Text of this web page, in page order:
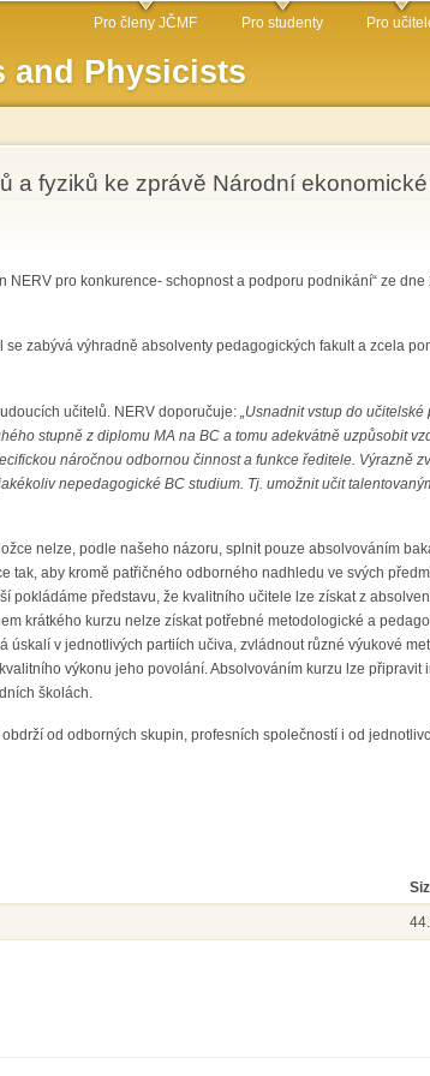
and Physicists
Pro členy JČMF Pro studenty Pro
a fyziků ke zprávě Národní
pro konkurence- schopnost a podporu podnikání“ ze
zabývá výhradně absolventy pedagogických fakult a zcela
učitelů. NERV doporučuje: „Usnadnit vstup do
stupně z diplomu MA na BC a tomu adekvátně uzpůsobit
náročnou odbornou činnost a funkce ředitele. Výrazně
nepedagogické BC studium. Tj. umožnit učit
nelze, podle našeho názoru, splnit pouze absolvováním
aby kromě patřičného odborného nadhledu ve svých
pokládáme představu, že kvalitního učitele lze získat z
krátkého kurzu nelze získat potřebné metodologické a
úskalí v jednotlivých partiích učiva, zvládnout různé výukové
výkonu jeho povolání. Absolvováním kurzu lze
školách.
od odborných skupin, profesních společností i od